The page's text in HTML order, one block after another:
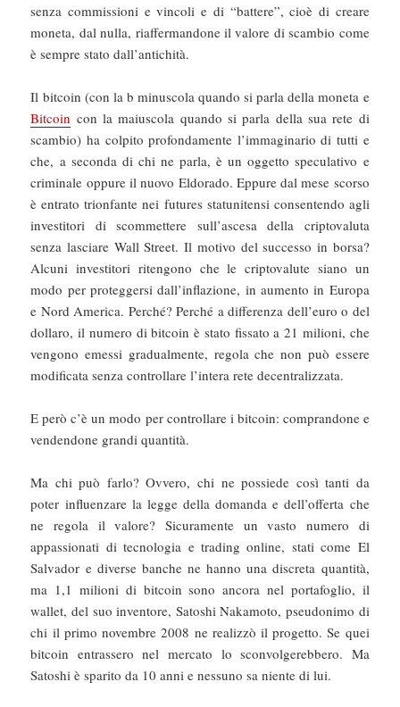
senza commissioni e vincoli e di “battere”, cioè di creare
moneta, dal nulla, riaffermandone il valore di scambio come
è sempre stato dall’antichità.
Il bitcoin (con la b minuscola quando si parla della moneta e
Bitcoin con la maiuscola quando si parla della sua rete di
scambio) ha colpito profondamente l’immaginario di tutti e
che, a seconda di chi ne parla, è un oggetto speculativo e
criminale oppure il nuovo Eldorado. Eppure dal mese scorso
è entrato trionfante nei futures statunitensi consentendo agli
investitori di scommettere sull’ascesa della criptovaluta
senza lasciare Wall Street. Il motivo del successo in borsa?
Alcuni investitori ritengono che le criptovalute siano un
modo per proteggersi dall’inflazione, in aumento in Europa
e Nord America. Perché? Perché a differenza dell’euro o del
dollaro, il numero di bitcoin è stato fissato a 21 milioni, che
vengono emessi gradualmente, regola che non può essere
modificata senza controllare l’intera rete decentralizzata.
E però c’è un modo per controllare i bitcoin: comprandone e
vendendone grandi quantità.
Ma chi può farlo? Ovvero, chi ne possiede così tanti da
poter influenzare la legge della domanda e dell’offerta che
ne regola il valore? Sicuramente un vasto numero di
appassionati di tecnologia e trading online, stati come El
Salvador e diverse banche ne hanno una discreta quantità,
ma 1,1 milioni di bitcoin sono ancora nel portafoglio, il
wallet, del suo inventore, Satoshi Nakamoto, pseudonimo di
chi il primo novembre 2008 ne realizzò il progetto. Se quei
bitcoin entrassero nel mercato lo sconvolgerebbero. Ma
Satoshi è sparito da 10 anni e nessuno sa niente di lui.